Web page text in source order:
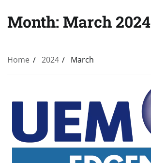
Month: March 2024
Home 2024 March